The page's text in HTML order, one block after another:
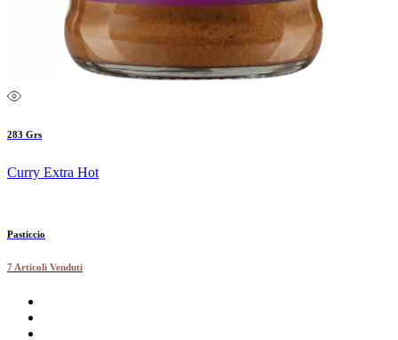
283 Grs
Curry Extra Hot
Pasticcio
7 Articoli Venduti